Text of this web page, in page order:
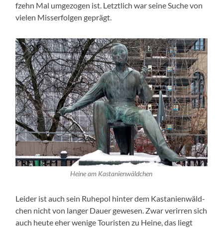
fzehn Mal umge­zo­gen ist. Let­ztlich war seine Suche von
vie­len Mis­ser­fol­gen geprägt.
Heine am Kas­tanien­wäld­chen
Lei­der ist auch sein Ruhe­p­ol hin­ter dem Kas­tanien­wäld­
chen nicht von langer Dauer gewe­sen. Zwar verir­ren sich
auch heute eher wenige Touris­ten zu Heine, das liegt